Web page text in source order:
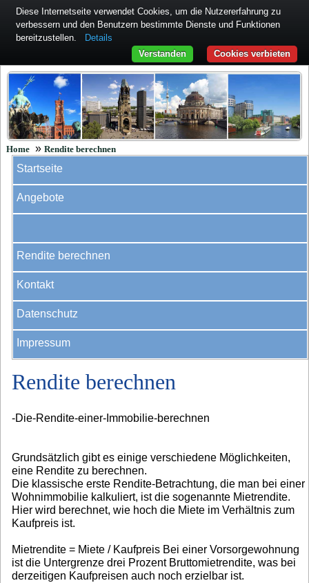
Home » Rendite berechnen
Startseite
Angebote
Rendite berechnen
Kontakt
Datenschutz
Impressum
Rendite berechnen
-Die-Rendite-einer-Immobilie-berechnen
Grundsätzlich gibt es einige verschiedene Möglichkeiten,
eine Rendite zu berechnen.
Die klassische erste Rendite-Betrachtung, die man bei einer
Wohnimmobilie kalkuliert, ist die sogenannte Mietrendite.
Hier wird berechnet, wie hoch die Miete im Verhältnis zum
Kaufpreis ist.
Mietrendite = Miete / Kaufpreis Bei einer Vorsorgewohnung
ist die Untergrenze drei Prozent Bruttomietrendite, was bei
derzeitigen Kaufpreisen auch noch erzielbar ist.
Diese Internetseite verwendet Cookies, um die Nutzererfahrung zu
verbessern und den Benutzern bestimmte Dienste und Funktionen
bereitzustellen.
Details
Cookies verbieten
Verstanden